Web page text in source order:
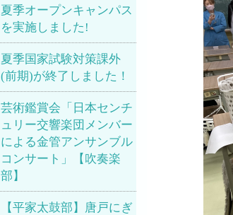
夏季オープンキャンパス
を実施しました!
夏季国家試験対策課外
(前期)が終了しました！
芸術鑑賞会「日本センチ
ュリー交響楽団メンバー
による金管アンサンブル
コンサート」【吹奏楽
部】
【平家太鼓部】唐戸にぎ